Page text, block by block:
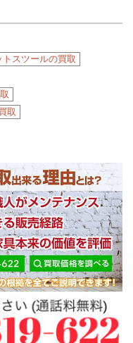
スツールの買取
取